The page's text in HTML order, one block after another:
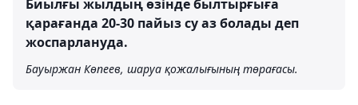
Биылғы жылдың өзінде былтырғыға
қарағанда 20-30 пайыз су аз болады деп
жоспарлануда.
Бауыржан Көпеев, шаруа қожалығының төрағасы.